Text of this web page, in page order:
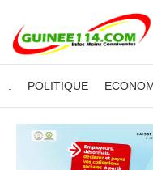
POLITIQUE